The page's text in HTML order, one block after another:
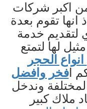
اكبر شركات
تقوم بعدة
خدمة
لها لتمتع
انواع الحجر
افخر وافضل
المختلفة وندخل
ملاك كبير